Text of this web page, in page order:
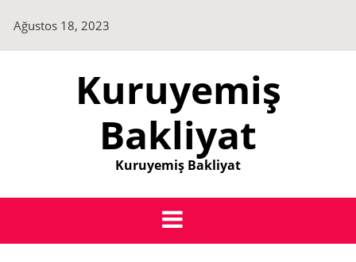
content
Ağustos 18, 2023
Kuruyemiş
Bakliyat
Kuruyemiş Bakliyat